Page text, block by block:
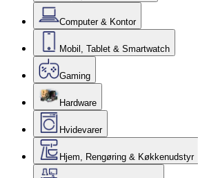
Computer & Kontor
Mobil, Tablet & Smartwatch
Gaming
Hardware
Hvidevarer
Hjem, Rengøring & Køkkenudstyr